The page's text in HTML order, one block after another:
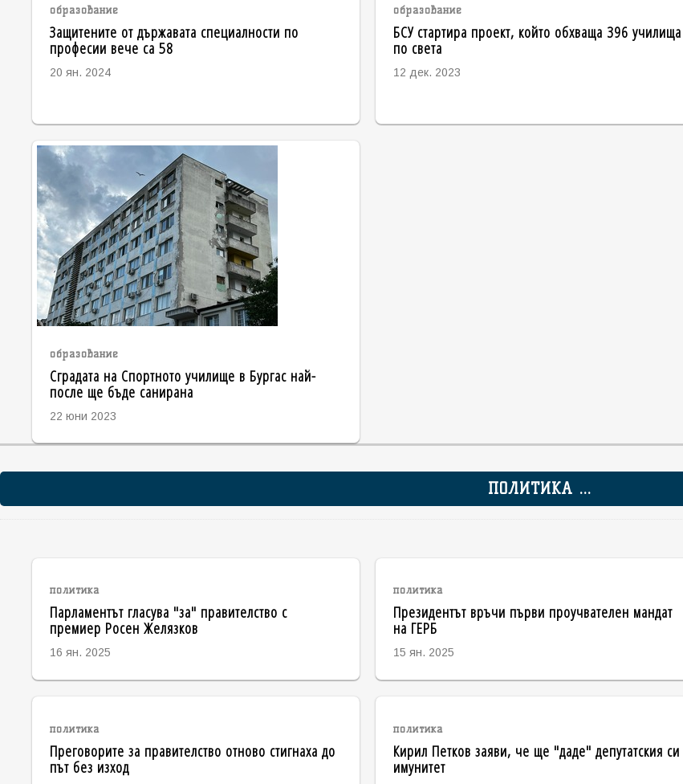
образование
Защитените от държавата специалности по
професии вече са 58
20 ян. 2024
образование
БСУ стартира проект, който обхваща 396 училища
по света
12 дек. 2023
образование
Сградата на Спортното училище в Бургас най-
после ще бъде санирана
22 юни 2023
ПОЛИТИКА ...
политика
Парламентът гласува "за" правителство с
премиер Росен Желязков
16 ян. 2025
политика
Президентът връчи първи проучвателен мандат
на ГЕРБ
15 ян. 2025
политика
Преговорите за правителство отново стигнаха до
път без изход
политика
Кирил Петков заяви, че ще "даде" депутатския си
имунитет